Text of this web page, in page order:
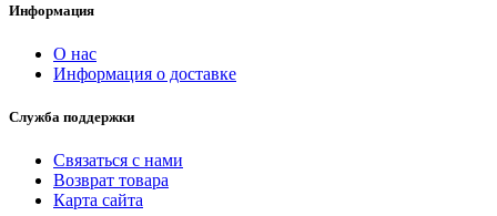
Информация
О нас
Информация о доставке
Служба поддержки
Связаться с нами
Возврат товара
Карта сайта